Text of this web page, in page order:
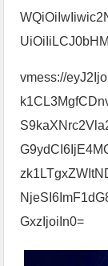
vmess://
GxzIjoiIn0=